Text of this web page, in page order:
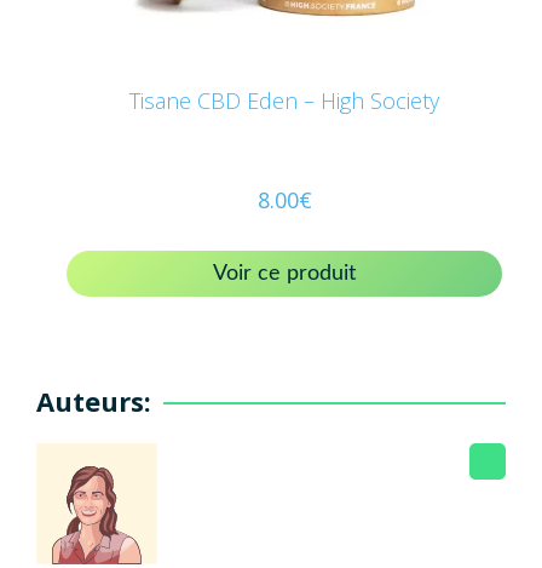
Tisane CBD Eden – High Society
8.00€
Voir ce produit
Auteurs: